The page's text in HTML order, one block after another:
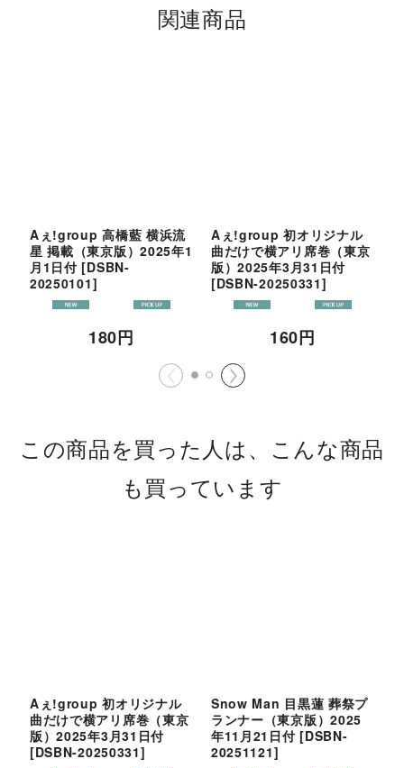
関連商品
Aぇ!group 高橋藍 横浜流
星 掲載（東京版）2025年1
月1日付 [DSBN-
20250101]
180円
Aぇ!group 初オリジナル
曲だけで横アリ席巻（東京
版）2025年3月31日付
[DSBN-20250331]
160円
この商品を買った人は、こんな商品
も買っています
Aぇ!group 初オリジナル
曲だけで横アリ席巻（東京
版）2025年3月31日付
[DSBN-20250331]
Snow Man 目黒蓮 葬祭プ
ランナー（東京版）2025
年11月21日付 [DSBN-
20251121]